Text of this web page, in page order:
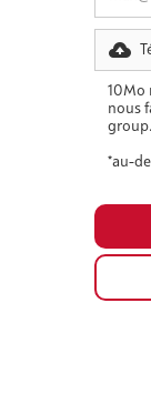
10Mo
nous
*au-